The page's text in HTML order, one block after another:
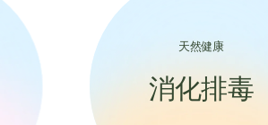
天然健康
消化排毒